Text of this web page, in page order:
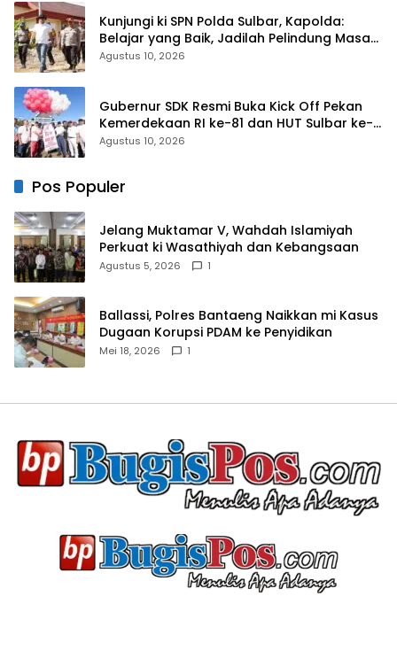
Kunjungi ki SPN Polda Sulbar, Kapolda:
Belajar yang Baik, Jadilah Pelindung Masa
Depan Rakyat
Agustus 10, 2026
Gubernur SDK Resmi Buka Kick Off Pekan
Kemerdekaan RI ke-81 dan HUT Sulbar ke-
22
Agustus 10, 2026
Pos Populer
Jelang Muktamar V, Wahdah Islamiyah
Perkuat ki Wasathiyah dan Kebangsaan
Agustus 5, 2026 1
Ballassi, Polres Bantaeng Naikkan mi Kasus
Dugaan Korupsi PDAM ke Penyidikan
Mei 18, 2026 1